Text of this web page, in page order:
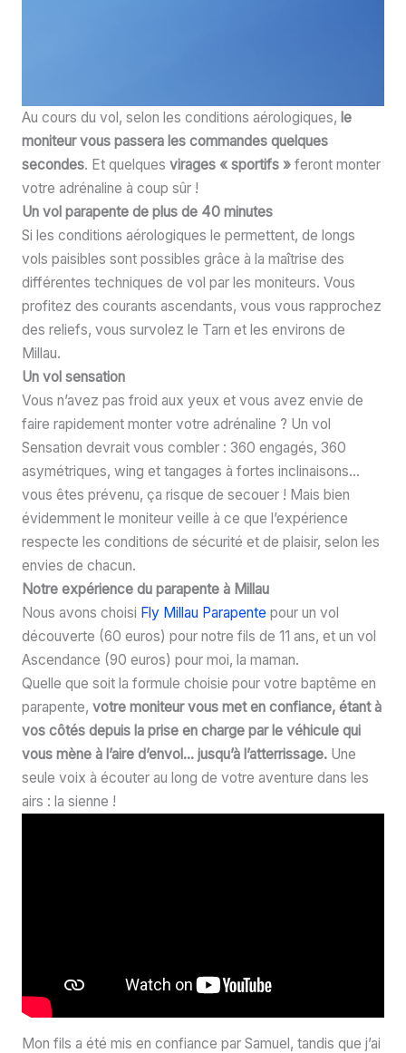
Au cours du vol, selon les conditions aérologiques, le
moniteur vous passera les commandes quelques
secondes. Et quelques virages « sportifs »feront monter
votre adrénaline à coup sûr !
Un vol parapente de plus de 40 minutes
Si les conditions aérologiques le permettent, de longs
vols paisibles sont possibles grâce à la maîtrise des
différentes techniques de vol par les moniteurs. Vous
profitez des courants ascendants, vous vous rapprochez
des reliefs, vous survolez le Tarn et les environs de
Millau.
Un vol sensation
Vous n’avez pas froid aux yeux et vous avez envie de
faire rapidement monter votre adrénaline ? Un vol
Sensation devrait vous combler : 360 engagés, 360
asymétriques, wing et tangages à fortes inclinaisons…
vous êtes prévenu, ça risque de secouer ! Mais bien
évidemment le moniteur veille à ce que l’expérience
respecte les conditions de sécurité et de plaisir, selon les
envies de chacun.
Notre expérience du parapente à Millau
Nous avons choisi Fly Millau Parapente pour un vol
découverte (60 euros) pour notre fils de 11 ans, et un vol
Ascendance (90 euros) pour moi, la maman.
Quelle que soit la formule choisie pour votre baptême en
parapente, votre moniteur vous met en confiance, étant à
vos côtés depuis la prise en charge par le véhicule qui
vous mène à l’aire d’envol… jusqu’à l’atterrissage.Une
seule voix à écouter au long de votre aventure dans les
airs : la sienne !
Mon fils a été mis en confiance par Samuel, tandis que j’ai